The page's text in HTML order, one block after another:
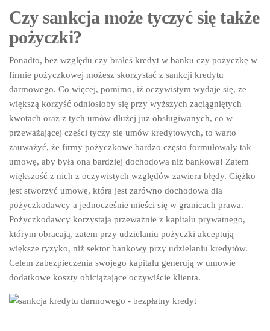
Czy sankcja może tyczyć się także
pożyczki?
Ponadto, bez względu czy brałeś kredyt w banku czy pożyczkę w
firmie pożyczkowej możesz skorzystać z sankcji kredytu
darmowego. Co więcej, pomimo, iż oczywistym wydaje się, że
większą korzyść odniosłoby się przy wyższych zaciągniętych
kwotach oraz z tych umów dłużej już obsługiwanych, co w
przeważającej części tyczy się umów kredytowych, to warto
zauważyć, że firmy pożyczkowe bardzo często formułowały tak
umowę, aby była ona bardziej dochodowa niż bankowa! Zatem
większość z nich z oczywistych względów zawiera błędy. Ciężko
jest stworzyć umowę, która jest zarówno dochodowa dla
pożyczkodawcy a jednocześnie mieści się w granicach prawa.
Pożyczkodawcy korzystają przeważnie z kapitału prywatnego,
którym obracają, zatem przy udzielaniu pożyczki akceptują
większe ryzyko, niż sektor bankowy przy udzielaniu kredytów.
Celem zabezpieczenia swojego kapitału generują w umowie
dodatkowe koszty obiciążające oczywiście klienta.